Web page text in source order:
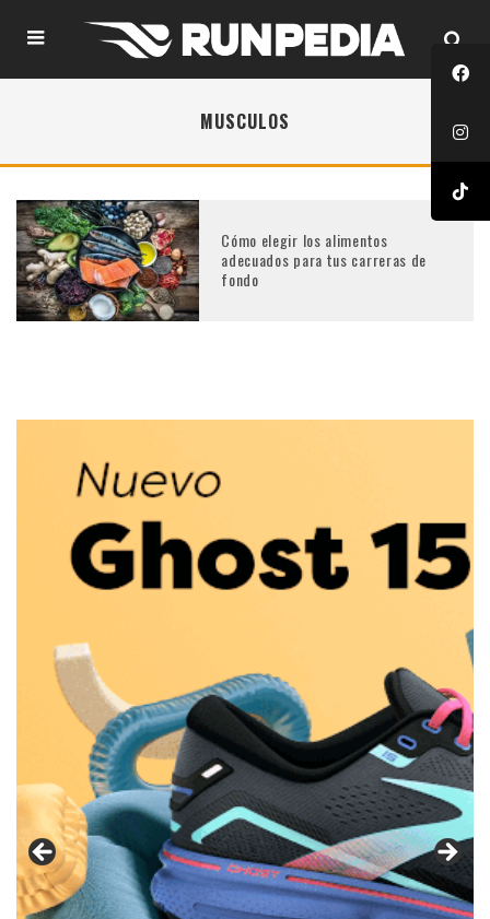
MUSCULOS
Cómo elegir los alimentos
adecuados para tus carreras de
fondo